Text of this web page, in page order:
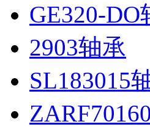
GE320-DO
2903轴承
SL183015